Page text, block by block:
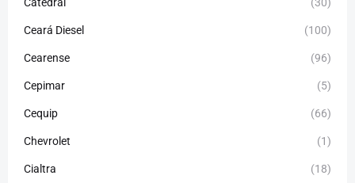
Ceará Diesel (100)
Cearense (96)
Cepimar (5)
Cequip (66)
Chevrolet (1)
Cialtra (18)